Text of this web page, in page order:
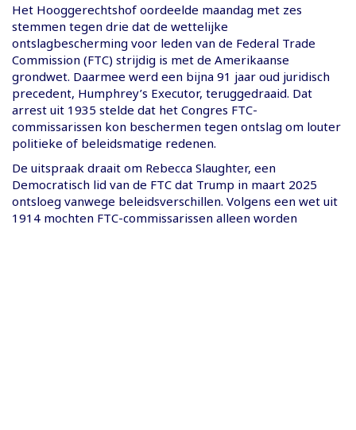
Het Hooggerechtshof oordeelde maandag met zes
stemmen tegen drie dat de wettelijke
ontslagbescherming voor leden van de Federal Trade
Commission (FTC) strijdig is met de Amerikaanse
grondwet. Daarmee werd een bijna 91 jaar oud juridisch
precedent, Humphrey’s Executor, teruggedraaid. Dat
arrest uit 1935 stelde dat het Congres FTC-
commissarissen kon beschermen tegen ontslag om louter
politieke of beleidsmatige redenen.
De uitspraak draait om Rebecca Slaughter, een
Democratisch lid van de FTC dat Trump in maart 2025
ontsloeg vanwege beleidsverschillen. Volgens een wet uit
1914 mochten FTC-commissarissen alleen worden